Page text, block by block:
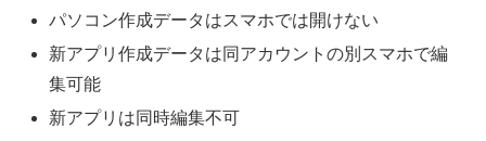
パソコン作成データはスマホでは開けない
新アプリ作成データは同アカウントの別スマホで編
集可能
新アプリは同時編集不可